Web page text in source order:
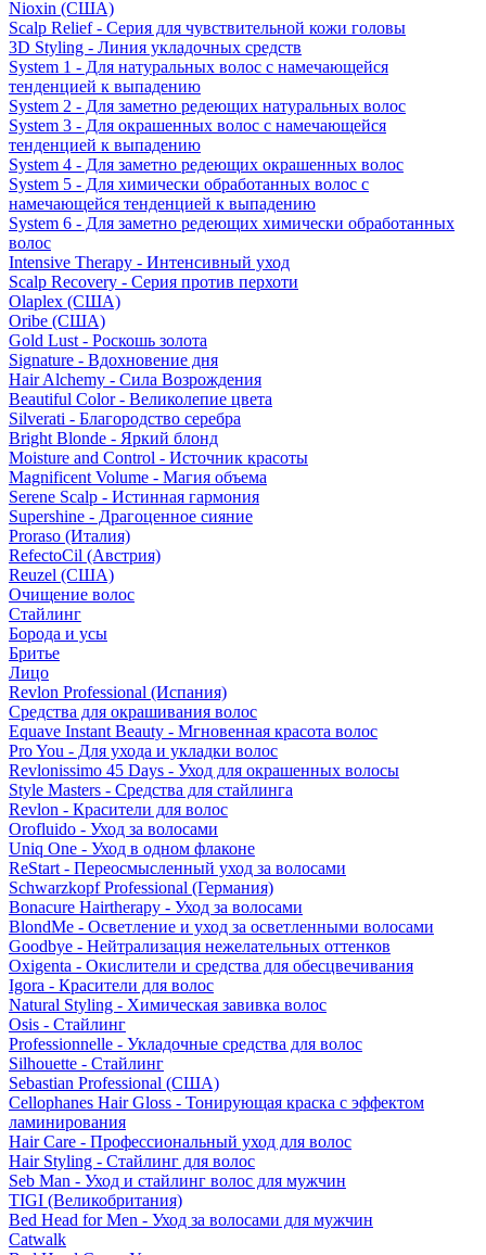
Nioxin (США)
Scalp Relief - Серия для чувствительной кожи головы
3D Styling - Линия укладочных средств
System 1 - Для натуральных волос с намечающейся
тенденцией к выпадению
System 2 - Для заметно редеющих натуральных волос
System 3 - Для окрашенных волос с намечающейся
тенденцией к выпадению
System 4 - Для заметно редеющих окрашенных волос
System 5 - Для химически обработанных волос с
намечающейся тенденцией к выпадению
System 6 - Для заметно редеющих химически обработанных
волос
Intensive Therapy - Интенсивный уход
Scalp Recovery - Серия против перхоти
Olaplex (США)
Oribe (США)
Gold Lust - Роскошь золота
Signature - Вдохновение дня
Hair Alchemy - Сила Возрождения
Beautiful Color - Великолепие цвета
Silverati - Благородство серебра
Bright Blonde - Яркий блонд
Moisture and Control - Источник красоты
Magnificent Volume - Магия объема
Serene Scalp - Истинная гармония
Supershine - Драгоценное сияние
Proraso (Италия)
RefectoCil (Австрия)
Reuzel (США)
Очищение волос
Стайлинг
Борода и усы
Бритье
Лицо
Revlon Professional (Испания)
Средства для окрашивания волос
Equave Instant Beauty - Мгновенная красота волос
Pro You - Для ухода и укладки волос
Revlonissimo 45 Days - Уход для окрашенных волосы
Style Masters - Средства для стайлинга
Revlon - Красители для волос
Orofluido - Уход за волосами
Uniq One - Уход в одном флаконе
ReStart - Переосмысленный уход за волосами
Schwarzkopf Professional (Германия)
Bonacure Hairtherapy - Уход за волосами
BlondMe - Осветление и уход за осветленными волосами
Goodbye - Нейтрализация нежелательных оттенков
Oxigenta - Окислители и средства для обесцвечивания
Igora - Красители для волос
Natural Styling - Химическая завивка волос
Osis - Стайлинг
Professionnelle - Укладочные средства для волос
Silhouette - Стайлинг
Sebastian Professional (США)
Cellophanes Hair Gloss - Тонирующая краска с эффектом
ламинирования
Hair Care - Профессиональный уход для волос
Hair Styling - Стайлинг для волос
Seb Man - Уход и стайлинг волос для мужчин
TIGI (Великобритания)
Bed Head for Men - Уход за волосами для мужчин
Catwalk